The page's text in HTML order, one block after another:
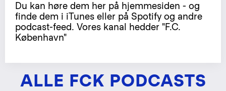
Du kan høre dem her på hjemmesiden - og
finde dem i iTunes eller på Spotify og andre
podcast-feed. Vores kanal hedder "F.C.
København"
ALLE FCK PODCASTS